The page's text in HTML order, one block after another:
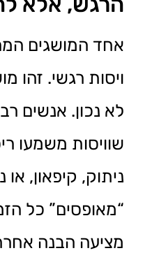
אחד המושגים
ויסות רגשי. זהו
לא נכון. אנשים
שוויסות משמעו
ניתוק, קיפאון, או
“מאופסים” כל
מציעה הבנה אחרת: